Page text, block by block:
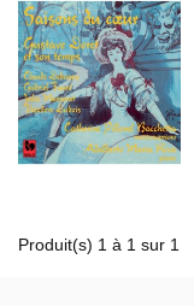
Produit(s) 1 à 1 sur 1